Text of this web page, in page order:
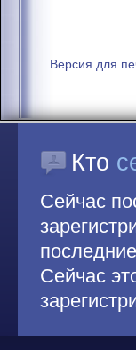
Версия для
Кто
Сейчас
Сейчас